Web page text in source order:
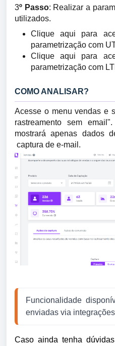
3º Passo: Realizar a
utilizados.
Clique aqui para
parametrização com
Clique aqui para
parametrização com
COMO ANALISAR?
Acesse o menu vendas e
rastreamento sem
mostrará apenas dados
captura de e-mail.
Funcionalidade
enviadas via
Caso ainda tenha